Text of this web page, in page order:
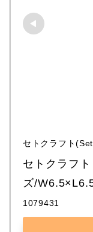
セトクラフト
セトクラフ
ズ/
1079431